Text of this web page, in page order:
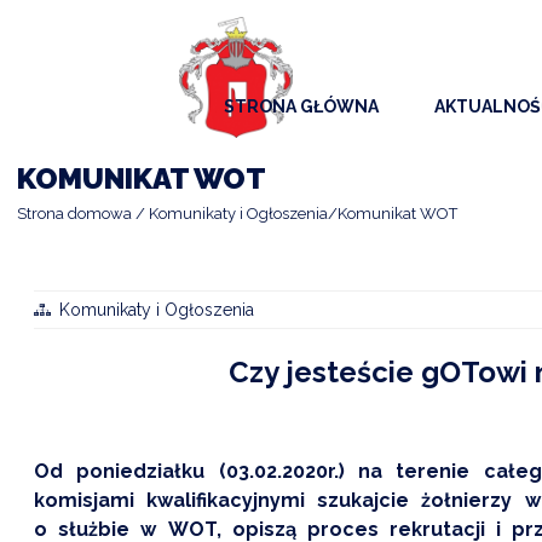
STRONA GŁÓWNA
KOMUNIKAT WOT
Strona domowa Komunikaty i Ogłoszenia Komunikat WOT
Komunikaty i Ogłoszenia
Czy jesteście gOTowi
Od poniedziałku (03.02.2020r.) na terenie
komisjami kwalifikacyjnymi szukajcie
o służbie w WOT, opiszą proces rekrutacji i